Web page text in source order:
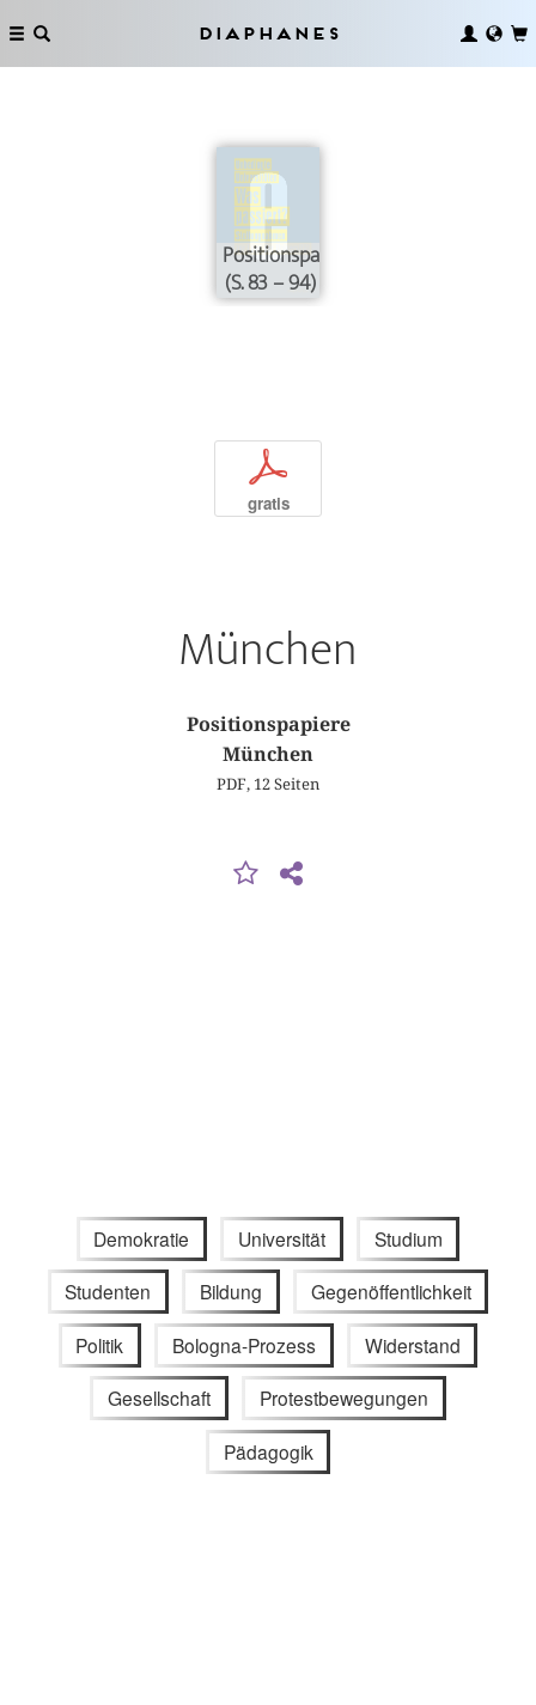
Diaphanes
Positionspapiere
(S. 83 – 94)
p
gratis
München
Positionspapiere
München
PDF, 12 Seiten
Demokratie Universität Studium
Studenten Bildung Gegenöffentlichkeit
Politik Bologna-Prozess Widerstand
Gesellschaft Protestbewegungen
Pädagogik